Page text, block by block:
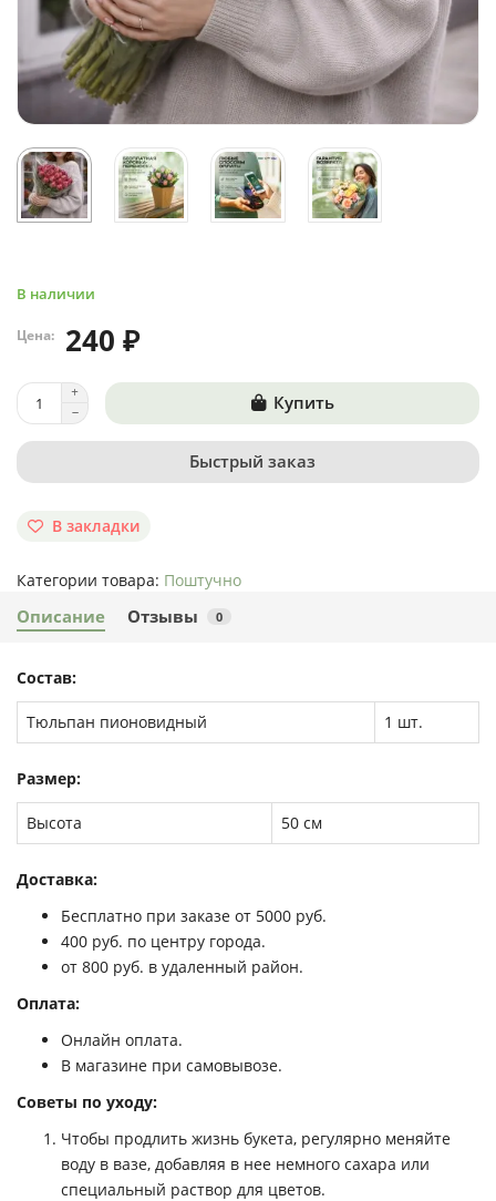
В наличии
Цена: 240 ₽
Купить
Быстрый заказ
В закладки
Категории товара: Поштучно
Описание Отзывы 0
Состав:
Тюльпан пионовидный 1 шт.
Размер:
Высота 50 см
Доставка:
Бесплатно при заказе от 5000 руб.
400 руб. по центру города.
от 800 руб. в удаленный район.
Оплата:
Онлайн оплата.
В магазине при самовывозе.
Советы по уходу:
Чтобы продлить жизнь букета, регулярно меняйте
воду в вазе, добавляя в нее немного сахара или
специальный раствор для цветов.